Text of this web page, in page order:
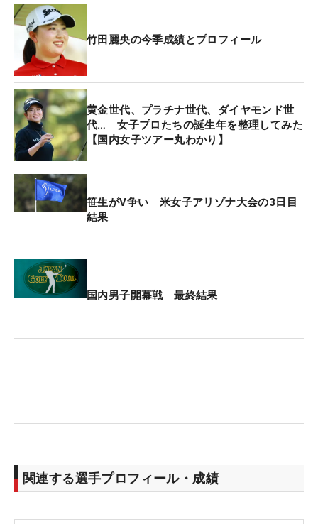
の最初のほうでバーディが獲れていたらもっと違っ
たのかなと思います」。中盤になると、ティショッ
トが乱れて8、9番と連続ボギー。首位の座を譲るこ
とはなかったが、試合はここで一気に混戦模様とな
った。
最後に竹田の上にいたのは2組前を回った小祝。今
オフは合宿をともに行い、21歳の誕生日でもある4
月2日には一緒にプロ野球観戦を予定するなど、仲
のいい先輩が立ちふさがった。竹田は「（小祝の）
底力を感じました」と脱帽。対する小祝は優勝会見
で「合宿の時から優勝する力があると思って見てい
初優勝には手が届かなかったが、優勝争いの中で落
ち着いてプレーできたのは大きな収穫。「今日はス
1年目の2018年は4度の2位がありながら未勝利。翌
19年7月に初優勝を飾るまで何度も優勝争いを繰り
竹田麗央の今季成績とプロフィール
黄金世代、プラチナ世代、ダイヤモンド世
代… 女子プロたちの誕生年を整理してみた
【国内女子ツアー丸わかり】
笹生がV争い 米女子アリゾナ大会の3日目
結果
国内男子開幕戦 最終結果
関連する選手プロフィール・成績